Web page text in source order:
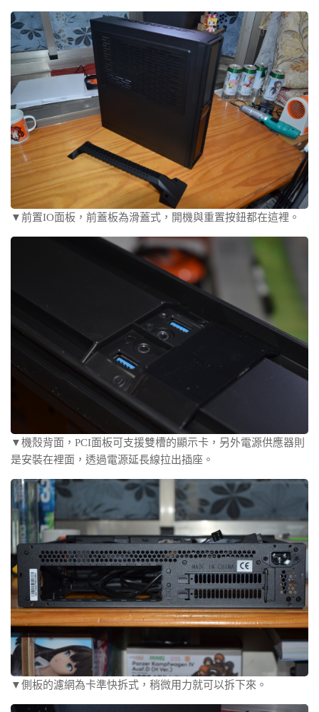
▼前置IO面板，前蓋板為滑蓋式，開機與重置按鈕都在這裡。
▼機殼背面，PCI面板可支援雙槽的顯示卡，另外電源供應器則
是安裝在裡面，透過電源延長線拉出插座。
▼側板的濾網為卡準快拆式，稍微用力就可以拆下來。